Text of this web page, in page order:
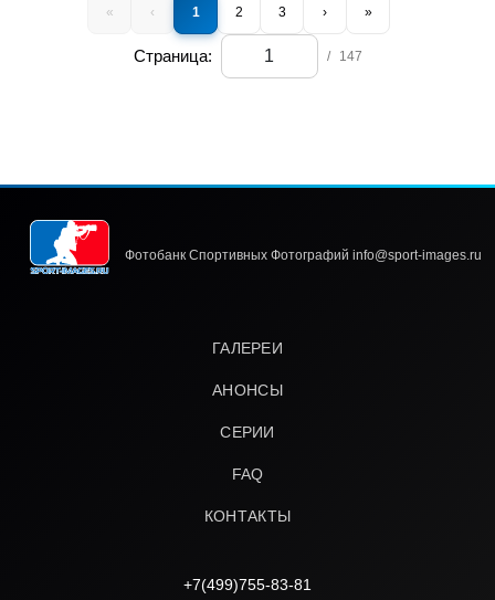
« ‹ 1 2 3 › »
Страница: / 147
Фотобанк Спортивных Фотографий info@sport-images.ru
ГАЛЕРЕИ
АНОНСЫ
СЕРИИ
FAQ
КОНТАКТЫ
+7(499)755-83-81